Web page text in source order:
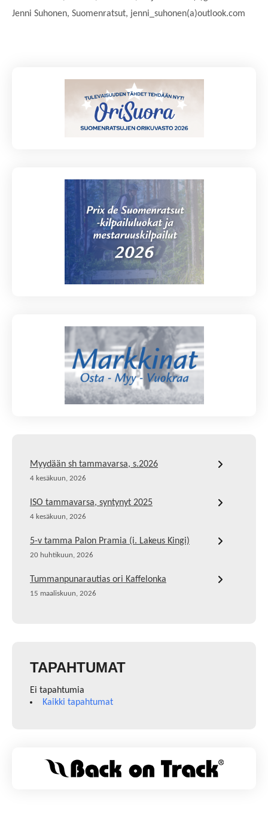
Jenni Suhonen, Suomenratsut, jenni_suhonen(a)outlook.com
Myydään sh tammavarsa, s.2026
4 kesäkuun, 2026
ISO tammavarsa, syntynyt 2025
4 kesäkuun, 2026
5-v tamma Palon Pramia (i. Lakeus Kingi)
20 huhtikuun, 2026
Tummanpunarautias ori Kaffelonka
15 maaliskuun, 2026
TAPAHTUMAT
Ei tapahtumia
Kaikki tapahtumat